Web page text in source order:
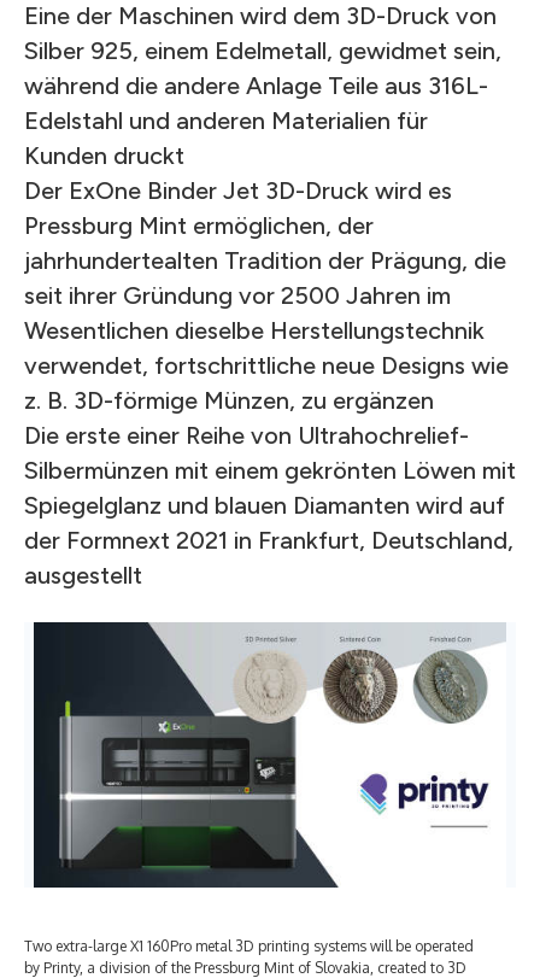
Eine der Maschinen wird dem 3D-Druck von
Silber 925, einem Edelmetall, gewidmet sein,
während die andere Anlage Teile aus 316L-
Edelstahl und anderen Materialien für
Kunden druckt
Der ExOne Binder Jet 3D-Druck wird es
Pressburg Mint ermöglichen, der
jahrhundertealten Tradition der Prägung, die
seit ihrer Gründung vor 2500 Jahren im
Wesentlichen dieselbe Herstellungstechnik
verwendet, fortschrittliche neue Designs wie
z. B. 3D-förmige Münzen, zu ergänzen
Die erste einer Reihe von Ultrahochrelief-
Silbermünzen mit einem gekrönten Löwen mit
Spiegelglanz und blauen Diamanten wird auf
der Formnext 2021 in Frankfurt, Deutschland,
ausgestellt
Two extra-large X1 160Pro metal 3D printing systems will be operated
by Printy, a division of the Pressburg Mint of Slovakia, created to 3D